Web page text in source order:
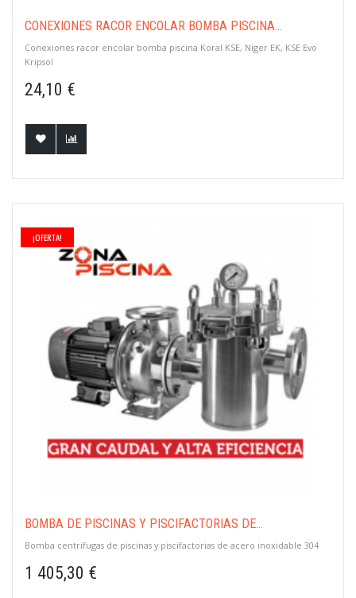
CONEXIONES RACOR ENCOLAR BOMBA PISCINA...
Conexiones racor encolar bomba piscina Koral KSE, Niger EK, KSE Evo
Kripsol
24,10 €
¡OFERTA!
BOMBA DE PISCINAS Y PISCIFACTORIAS DE...
Bomba centrifugas de piscinas y piscifactorias de acero inoxidable 304
1 405,30 €